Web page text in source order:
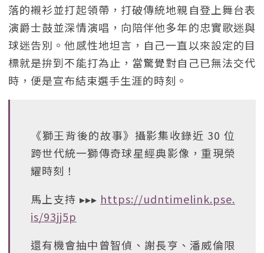
落的襯衫並打起領帶，打破傳統地親自登上舞台表
演爵士鼓並深情演唱，向陪伴他多年的忠實歌迷與
球迷告別。他感性地坦言，自己一直以來設定的目
標就是拚到不能打為止，當驚覺對自己已無法交代
時，便是宣布結束選手生涯的時刻。
《獅王背後的故事》攝影集收錄近 30 位
跨世代統一獅傳奇球星經典影像，重現榮
耀時刻！
馬上支持 ▸▸▸ https://udntimelink.pse.
is/93jj5p
還有機會抽中曾智偵、謝長亨、潘威倫限